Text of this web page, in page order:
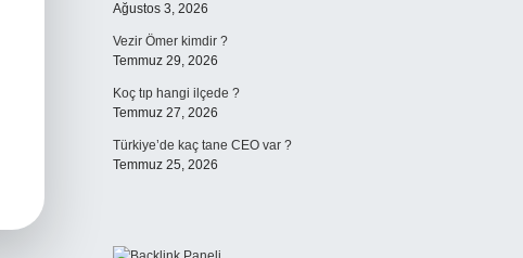
Ağustos 3, 2026
Vezir Ömer kimdir ?
Temmuz 29, 2026
Koç tıp hangi ilçede ?
Temmuz 27, 2026
Türkiye’de kaç tane CEO var ?
Temmuz 25, 2026